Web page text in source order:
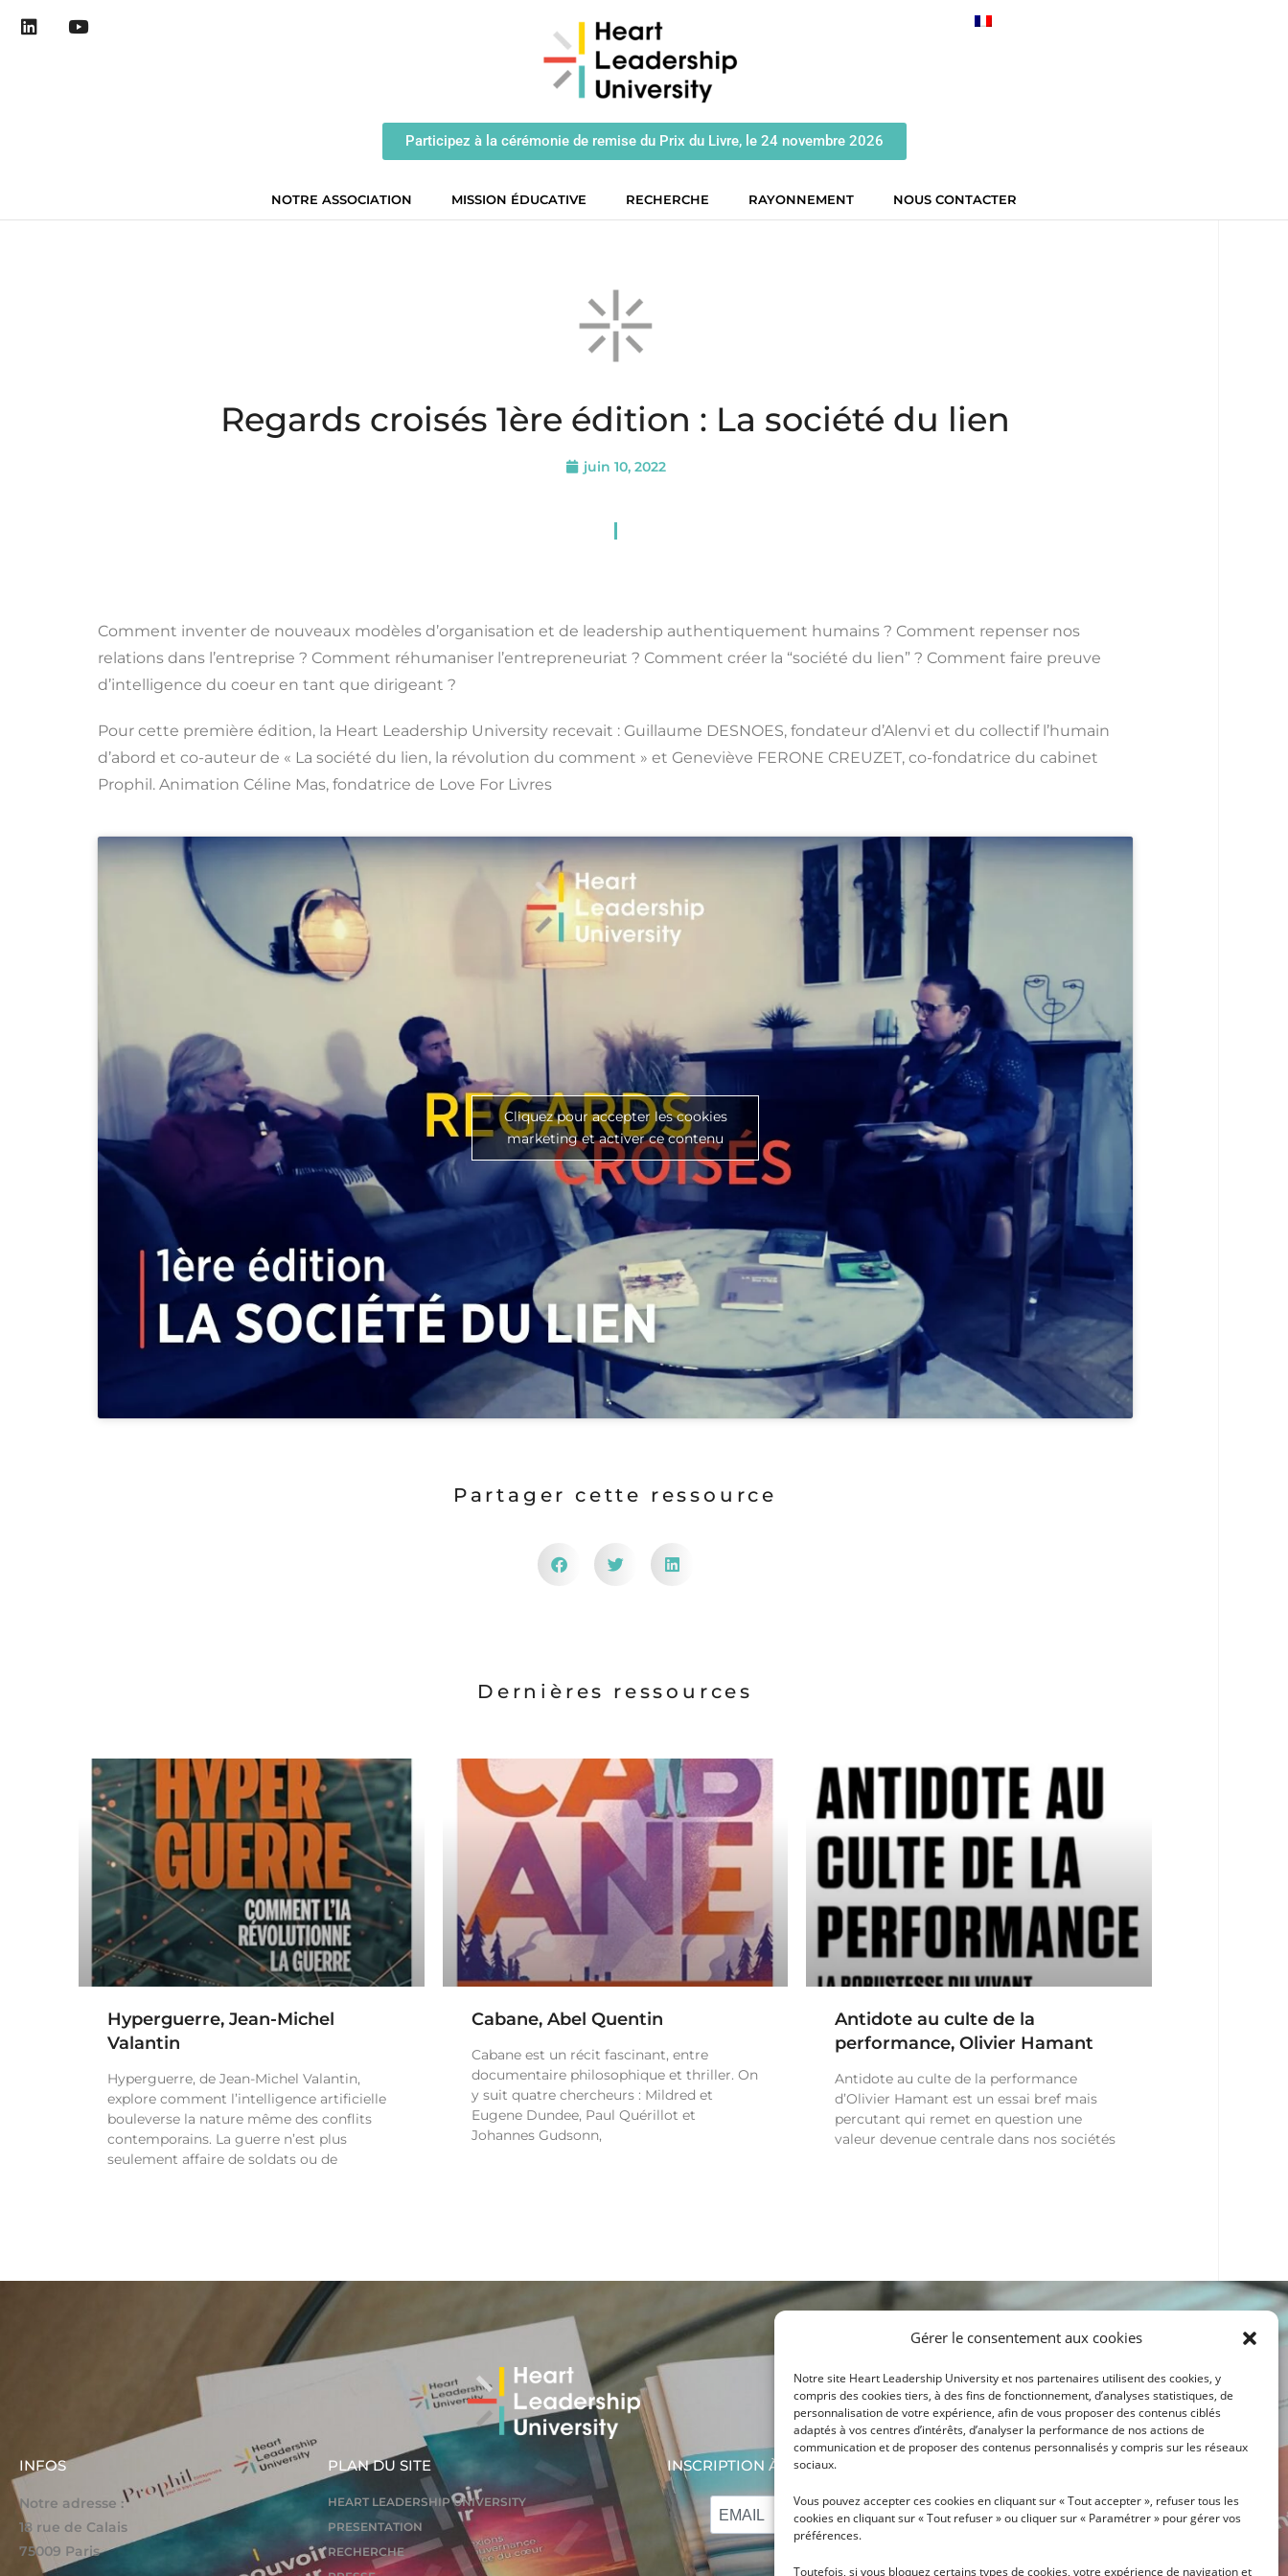
Gérer le consentement aux cookies
Notre site Heart Leadership University et nos partenaires utilisent des cookies, y
compris des cookies tiers, à des fins de fonctionnement, d’analyses statistiques, de
personnalisation de votre expérience, afin de vous proposer des contenus ciblés
adaptés à vos centres d’intérêts, d’analyser la performance de nos actions de
communication et de proposer des contenus personnalisés y compris sur les réseaux
sociaux.
Vous pouvez accepter ces cookies en cliquant sur « Tout accepter », refuser tous les
cookies en cliquant sur « Tout refuser » ou cliquer sur « Paramétrer » pour gérer vos
préférences.
Toutefois, si vous bloquez certains types de cookies, votre expérience de navigation et
Participez à la cérémonie de remise du Prix du Livre, le 24 novembre 2026
NOTRE ASSOCIATION MISSION ÉDUCATIVE RECHERCHE RAYONNEMENT NOUS CONTACTER
Regards croisés 1ère édition : La société du lien
juin 10, 2022
Comment inventer de nouveaux modèles d’organisation et de leadership authentiquement humains ? Comment repenser nos
relations dans l’entreprise ? Comment réhumaniser l’entrepreneuriat ? Comment créer la “société du lien” ? Comment faire preuve
d’intelligence du coeur en tant que dirigeant ?
Pour cette première édition, la Heart Leadership University recevait : Guillaume DESNOES, fondateur d’Alenvi et du collectif l’humain
d’abord et co-auteur de « La société du lien, la révolution du comment » et Geneviève FERONE CREUZET, co-fondatrice du cabinet
Prophil. Animation Céline Mas, fondatrice de Love For Livres
Cliquez pour accepter les cookies
marketing et activer ce contenu
Partager cette ressource
Dernières ressources
Hyperguerre, Jean-Michel
Valantin
Hyperguerre, de Jean-Michel Valantin,
explore comment l’intelligence artificielle
bouleverse la nature même des conflits
contemporains. La guerre n’est plus
seulement affaire de soldats ou de
Cabane, Abel Quentin
Cabane est un récit fascinant, entre
documentaire philosophique et thriller. On
y suit quatre chercheurs : Mildred et
Eugene Dundee, Paul Quérillot et
Johannes Gudsonn,
Antidote au culte de la
performance, Olivier Hamant
Antidote au culte de la performance
d’Olivier Hamant est un essai bref mais
percutant qui remet en question une
valeur devenue centrale dans nos sociétés
INFOS
Notre adresse :
18 rue de Calais
75009 Paris
PLAN DU SITE
HEART LEADERSHIP UNIVERSITY
PRESENTATION
RECHERCHE
INSCRIPTION À LA NEWSLETTER